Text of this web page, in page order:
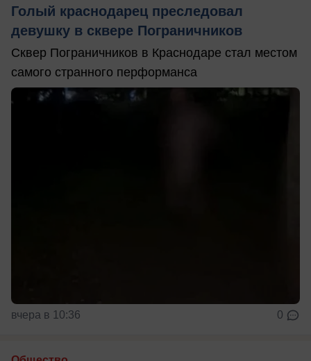
Голый краснодарец преследовал
девушку в сквере Пограничников
Сквер Пограничников в Краснодаре стал местом
самого странного перформанса
вчера в 10:36 0